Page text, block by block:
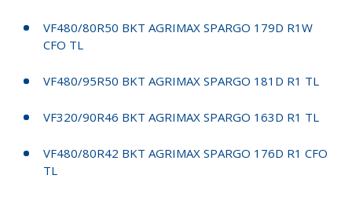
VF480/80R50 BKT AGRIMAX SPARGO 179D R1W
CFO TL
VF480/95R50 BKT AGRIMAX SPARGO 181D R1 TL
VF320/90R46 BKT AGRIMAX SPARGO 163D R1 TL
VF480/80R42 BKT AGRIMAX SPARGO 176D R1 CFO
TL